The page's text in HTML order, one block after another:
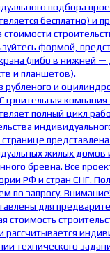
подбора
бесплатно) и
стоимости
формой,
(либо в нижней
и планшетов).
рубленого и
Строительная компания
полный цикл
жилых домов
бревна. Все
РФ и стран СНГ.
по запросу.
для
стоимость
рассчитывается
технического